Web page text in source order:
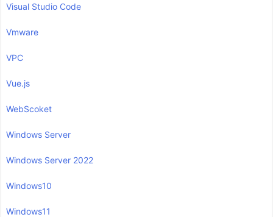
Visual Studio Code
Vmware
VPC
Vue.js
WebScoket
Windows Server
Windows Server 2022
Windows10
Windows11